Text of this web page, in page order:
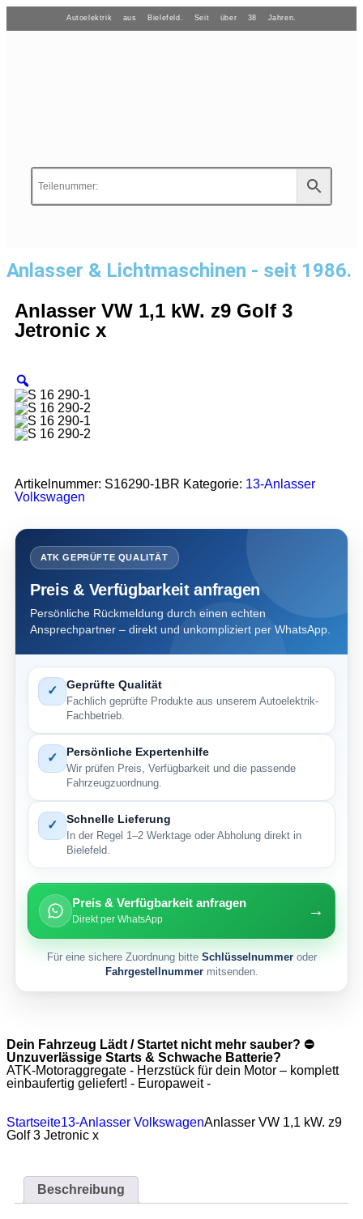
Autoelektrik aus Bielefeld. Seit über 38 Jahren.
Anlasser & Lichtmaschinen - seit 1986.
Anlasser VW 1,1 kW. z9 Golf 3
Jetronic x
Artikelnummer: S16290-1BR Kategorie: 13-Anlasser
Volkswagen
ATK GEPRÜFTE QUALITÄT
Preis & Verfügbarkeit anfragen
Persönliche Rückmeldung durch einen echten
Ansprechpartner – direkt und unkompliziert per WhatsApp.
✓ Geprüfte Qualität
Fachlich geprüfte Produkte aus unserem Autoelektrik-
Fachbetrieb.
✓ Persönliche Expertenhilfe
Wir prüfen Preis, Verfügbarkeit und die passende
Fahrzeugzuordnung.
✓ Schnelle Lieferung
In der Regel 1–2 Werktage oder Abholung direkt in
Bielefeld.
Preis & Verfügbarkeit anfragen
Direkt per WhatsApp →
Für eine sichere Zuordnung bitte Schlüsselnummeroder
Fahrgestellnummermitsenden.
Dein Fahrzeug Lädt / Startet nicht mehr sauber? ⛔
Unzuverlässige Starts & Schwache Batterie?
ATK-Motoraggregate - Herzstück für dein Motor – komplett
einbaufertig geliefert! - Europaweit -
Startseite13-Anlasser VolkswagenAnlasser VW 1,1 kW. z9
Golf 3 Jetronic x
Beschreibung